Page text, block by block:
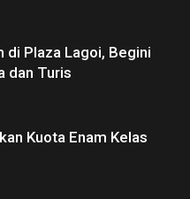
di Plaza Lagoi, Begini
dan Turis
Kuota Enam Kelas